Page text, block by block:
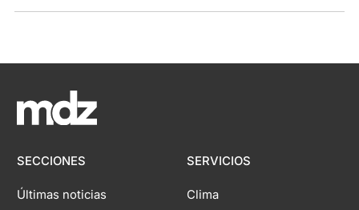
SECCIONES
Últimas noticias
SERVICIOS
Clima